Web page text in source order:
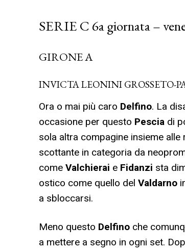
SERIE C 6a giornata –
GIRONE A
INVICTA LEONINI GROSSETO-
Ora o mai più caro Delfino. La
occasione per questo Pescia di
sola altra compagine insieme
scottante in categoria da
come Valchierai e Fidanzi sta
ostico come quello del Valdarno
a sbloccarsi.
Meno questo Delfino che
a mettere a segno in ogni set.